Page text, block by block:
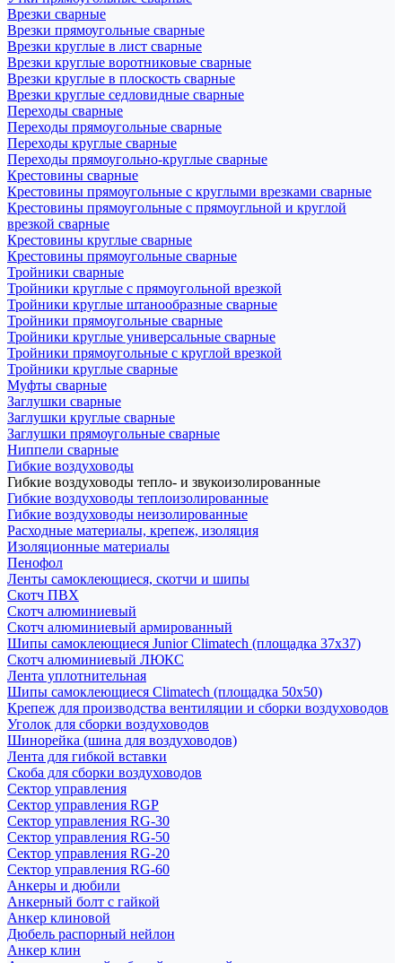
Врезки сварные
Врезки прямоугольные сварные
Врезки круглые в лист сварные
Врезки круглые воротниковые сварные
Врезки круглые в плоскость сварные
Врезки круглые седловидные сварные
Переходы сварные
Переходы прямоугольные сварные
Переходы круглые сварные
Переходы прямоугольно-круглые сварные
Крестовины сварные
Крестовины прямоугольные с круглыми врезками сварные
Крестовины прямоугольные с прямоугльной и круглой
врезкой сварные
Крестовины круглые сварные
Крестовины прямоугольные сварные
Тройники сварные
Тройники круглые с прямоугольной врезкой
Тройники круглые штанообразные сварные
Тройники прямоугольные сварные
Тройники круглые универсальные сварные
Тройники прямоугольные с круглой врезкой
Тройники круглые сварные
Муфты сварные
Заглушки сварные
Заглушки круглые сварные
Заглушки прямоугольные сварные
Ниппели сварные
Гибкие воздуховоды
Гибкие воздуховоды тепло- и звукоизолированные
Гибкие воздуховоды теплоизолированные
Гибкие воздуховоды неизолированные
Расходные материалы, крепеж, изоляция
Изоляционные материалы
Пенофол
Ленты самоклеющиеся, скотчи и шипы
Скотч ПВХ
Скотч алюминиевый
Скотч алюминиевый армированный
Шипы самоклеющиеся Junior Climatech (площадка 37х37)
Скотч алюминиевый ЛЮКС
Лента уплотнительная
Шипы самоклеющиеся Climatech (площадка 50х50)
Крепеж для производства вентиляции и сборки воздуховодов
Уголок для сборки воздуховодов
Шинорейка (шина для воздуховодов)
Лента для гибкой вставки
Скоба для сборки воздуховодов
Сектор управления
Сектор управления RGP
Сектор управления RG-30
Сектор управления RG-50
Сектор управления RG-20
Сектор управления RG-60
Анкеры и дюбили
Анкерный болт с гайкой
Анкер клиновой
Дюбель распорный нейлон
Анкер клин